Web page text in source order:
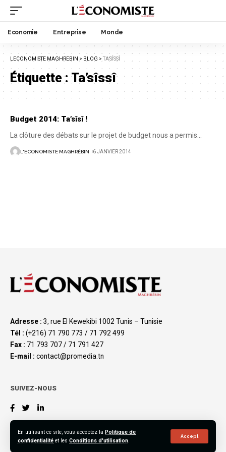
En utilisant ce site, vous acceptez la Politique de
confidentialité et les Conditions d'utilisation.
Accept
Economie Entreprise Monde
LECONOMISTE MAGHREBIN > BLOG >TA’SÎSSÎ
Étiquette : Ta’sîssî
Budget 2014: Ta’sîsî !
La clôture des débats sur le projet de budget nous a permis
L'ECONOMISTE MAGHRÉBIN 6 JANVIER 2014
Adresse : 3, rue El Kewekibi 1002 Tunis – Tunisie
Tél : (+216) 71 790 773 / 71 792 499
Fax : 71 793 707 / 71 791 427
E-mail : contact@promedia.tn
SUIVEZ-NOUS
©2023 L’Économiste Maghrébin, All Rights Reserved